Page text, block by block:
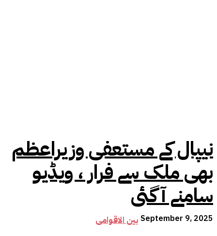
نیپال کے مستعفی وزیراعظم
بھی ملک سے فرار ، ویڈیو
سامنے آگئی
بین الاقوامی September 9, 2025